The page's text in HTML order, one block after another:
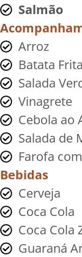
Salmão
Arroz
Batata Frita
Salada
Vinagrete
Cebola ao
Salada de
Farofa
Bebidas
Cerveja
Coca Cola
Coca Cola
Guaraná